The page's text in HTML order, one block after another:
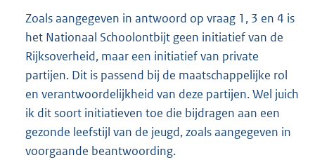
Zoals aangegeven in antwoord op vraag 1, 3 en 4 is
het Nationaal Schoolontbijt geen initiatief van de
Rijksoverheid, maar een initiatief van private
partijen. Dit is passend bij de maatschappelijke rol
en verantwoordelijkheid van deze partijen. Wel juich
ik dit soort initiatieven toe die bijdragen aan een
gezonde leefstijl van de jeugd, zoals aangegeven in
voorgaande beantwoording.